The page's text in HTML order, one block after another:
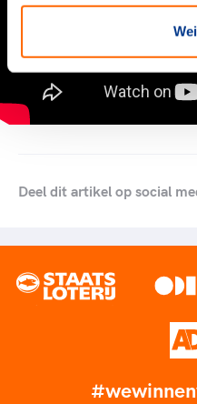
Deel dit artikel op social